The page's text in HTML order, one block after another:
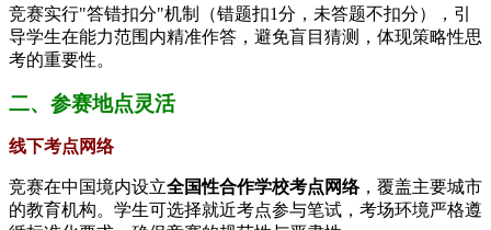
竞赛实行"答错扣分"机制（错题扣1分，未答题不扣分），引
导学生在能力范围内精准作答，避免盲目猜测，体现策略性思
考的重要性。
二、参赛地点灵活
​线下考点网络​
竞赛在中国境内设立​​全国性合作学校考点网络​​，覆盖主要城市
的教育机构。学生可选择就近考点参与笔试，考场环境严格遵